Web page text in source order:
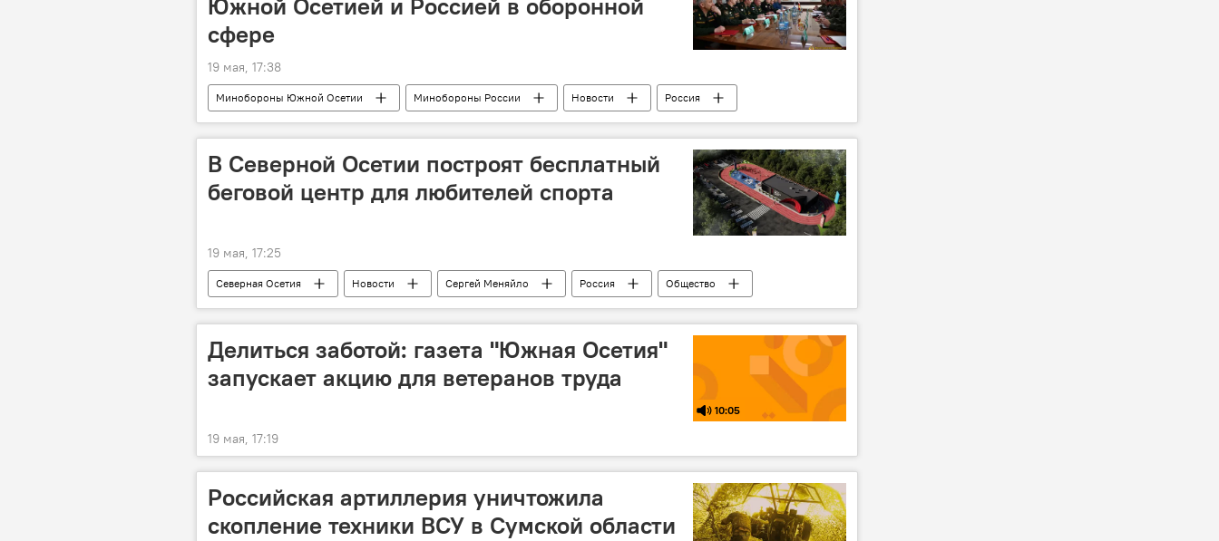
сфере
19 мая, 17:38
Минобороны Южной Осетии Минобороны России Новости
Россия
Южная Осетия
В Северной Осетии построят бесплатный
беговой центр для любителей спорта
19 мая, 17:25
Северная Осетия Новости Сергей Меняйло Россия
Общество
Здоровье
Спорт
Делиться заботой: газета "Южная Осетия"
запускает акцию для ветеранов труда
10:05
19 мая, 17:19
Российская артиллерия уничтожила
скопление техники ВСУ в Сумской области